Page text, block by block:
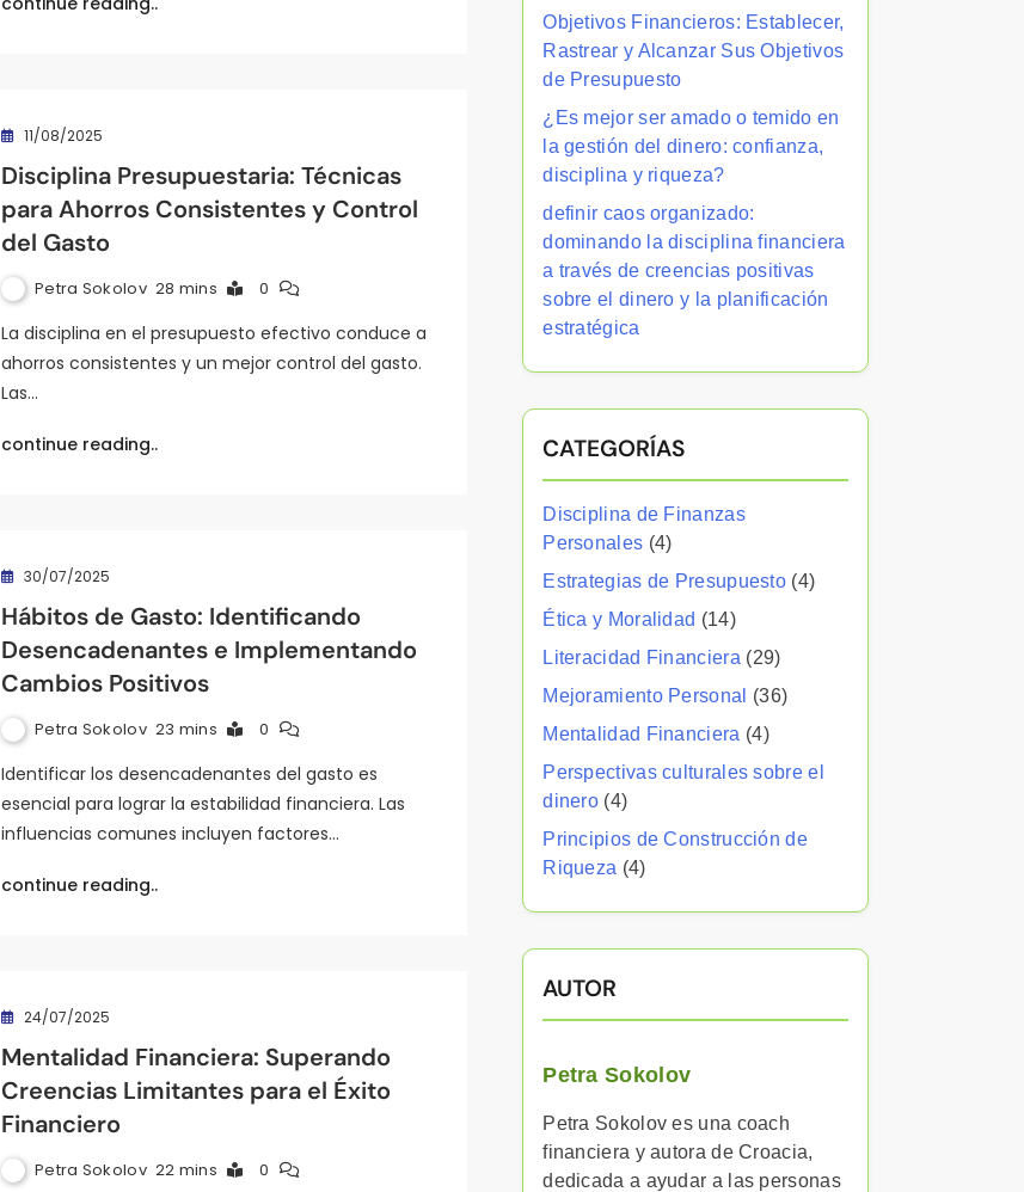
11/08/2025
Disciplina Presupuestaria: Técnicas
para Ahorros Consistentes y Control
del Gasto
Petra Sokolov 28 mins 0
La disciplina en el presupuesto efectivo conduce a
ahorros consistentes y un mejor control del gasto.
Las…
continue reading..
30/07/2025
Hábitos de Gasto: Identificando
Desencadenantes e Implementando
Cambios Positivos
Petra Sokolov 23 mins 0
Identificar los desencadenantes del gasto es
esencial para lograr la estabilidad financiera. Las
influencias comunes incluyen factores…
continue reading..
24/07/2025
Mentalidad Financiera: Superando
Creencias Limitantes para el Éxito
Financiero
Petra Sokolov 22 mins 0
Objetivos Financieros: Establecer,
Rastrear y Alcanzar Sus Objetivos
de Presupuesto
¿Es mejor ser amado o temido en
la gestión del dinero: confianza,
disciplina y riqueza?
definir caos organizado:
dominando la disciplina financiera
a través de creencias positivas
sobre el dinero y la planificación
estratégica
CATEGORÍAS
Disciplina de Finanzas
Personales (4)
Estrategias de Presupuesto (4)
Ética y Moralidad (14)
Literacidad Financiera (29)
Mejoramiento Personal
(36)
Mentalidad Financiera (4)
Perspectivas culturales sobre el
dinero (4)
Principios de Construcción de
Riqueza (4)
AUTOR
Petra Sokolov
Petra Sokolov es una coach
financiera y autora de Croacia,
dedicada a ayudar a las personas